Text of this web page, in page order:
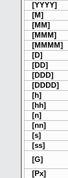
[YYYY]
[M]
[MM]
[MMM]
[MMMM]
[D]
[DD]
[DDD]
[DDDD]
[h]
[hh]
[n]
[nn]
[s]
[ss]
[G]
[Px]